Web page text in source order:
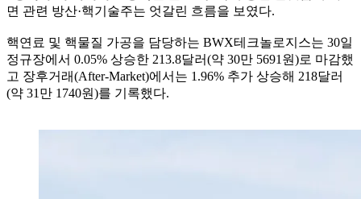
면 관련 방산·핵기술주는 엇갈린 흐름을 보였다.
핵연료 및 핵물질 가공을 담당하는 BWX테크놀로지스는 30일
정규장에서 0.05% 상승한 213.8달러(약 30만 5691원)로 마감했
고 장후거래(After-Market)에서는 1.96% 추가 상승해 218달러
(약 31만 1740원)를 기록했다.